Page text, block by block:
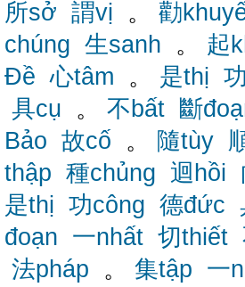
所sở 謂vị 。 勸
chúng 生sanh 。 起
Đề 心tâm 。 是thị
具cụ 。 不bất 斷
Bảo 故cố 。 隨tùy
thập 種chủng 迴hồi
是thị 功công 德đức
đoạn 一nhất 切thiết
法pháp 。 集tập 一